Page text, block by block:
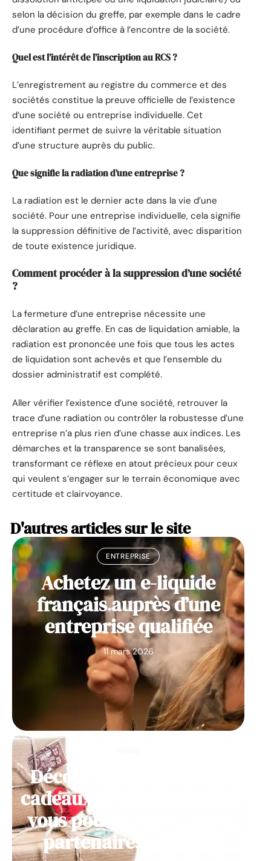
selon la décision du greffe, par exemple dans le cadre
d’une procédure d’office à l’encontre de la société.
Quel est l’intérêt de l’inscription au RCS ?
L’enregistrement au registre du commerce et des
sociétés constitue la preuve officielle de l’existence
d’une société ou entreprise individuelle. Cet
identifiant permet de suivre la véritable situation
d’une structure auprès du public.
Que signifie la radiation d’une entreprise ?
La radiation est le dernier acte dans la vie d’une
société. Pour une entreprise individuelle, cela signifie
la suppression définitive de l’activité, avec disparition
de toute existence juridique.
Comment procéder à la suppression d’une société
?
La fermeture d’une entreprise nécessite une
déclaration au greffe. En cas de liquidation amiable, la
radiation est prononcée une fois que tous les actes
de liquidation sont achevés et que l’ensemble du
dossier administratif est complété.
Aller vérifier l’existence d’une société, retrouver la
trace d’une radiation ou contrôler la robustesse d’une
entreprise n’a plus rien d’une chasse aux indices. Les
démarches et la transparence se sont banalisées,
transformant ce réflexe en atout précieux pour ceux
qui veulent s’engager sur le terrain économique avec
certitude et clairvoyance.
D'autres articles sur le site
ENTREPRISE
Achetez un e-liquide
français auprès d’une
entreprise qualifiée
11 mars 2026
Découvrez des idées de
cadeaux d’entreprise que
vous pouvez offrir à vos
partenaires en 2022